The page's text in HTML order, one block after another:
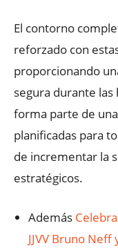
El contorno
reforzado con
proporcionando
segura durante las
forma parte de
planificadas para
de incrementar la
estratégicos.
Además
JJVV Bruno